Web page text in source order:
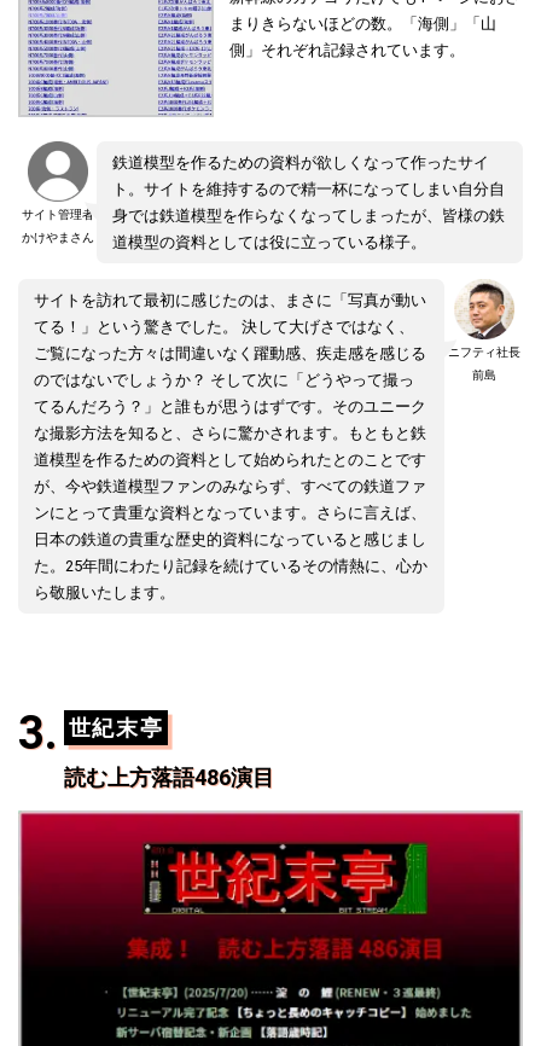
まりきらないほどの数。「海側」「山
側」それぞれ記録されています。
サイト管理者
かけやまさん
鉄道模型を作るための資料が欲しくなって作ったサイ
ト。サイトを維持するので精一杯になってしまい自分自
身では鉄道模型を作らなくなってしまったが、皆様の鉄
道模型の資料としては役に立っている様子。
ニフティ社長
前島
サイトを訪れて最初に感じたのは、まさに「写真が動い
てる！」という驚きでした。 決して大げさではなく、
ご覧になった方々は間違いなく躍動感、疾走感を感じる
のではないでしょうか？ そして次に「どうやって撮っ
てるんだろう？」と誰もが思うはずです。そのユニーク
な撮影方法を知ると、さらに驚かされます。もともと鉄
道模型を作るための資料として始められたとのことです
が、今や鉄道模型ファンのみならず、すべての鉄道ファ
ンにとって貴重な資料となっています。さらに言えば、
日本の鉄道の貴重な歴史的資料になっていると感じまし
た。25年間にわたり記録を続けているその情熱に、心か
ら敬服いたします。
世紀末亭
読む上方落語486演目